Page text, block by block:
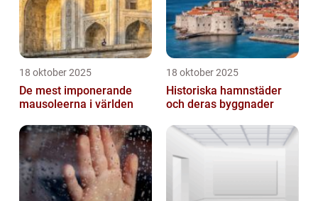
18 oktober 2025
De mest imponerande
mausoleerna i världen
18 oktober 2025
Historiska hamnstäder
och deras byggnader